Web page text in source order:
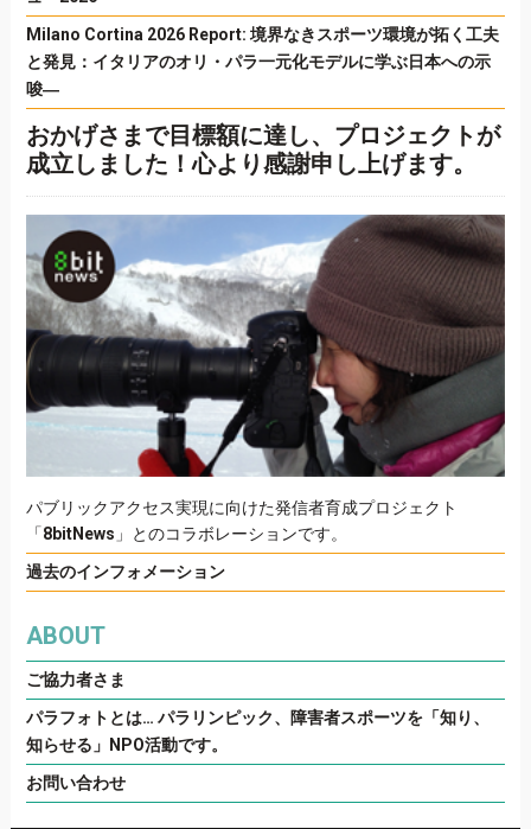
Milano Cortina 2026 Report: 境界なきスポーツ環境が拓く工夫
と発見：イタリアのオリ・パラ一元化モデルに学ぶ日本への示
唆―
おかげさまで目標額に達し、プロジェクトが
成立しました！心より感謝申し上げます。
パブリックアクセス実現に向けた発信者育成プロジェクト
「8bitNews 」とのコラボレーションです。
過去のインフォメーション
ABOUT
ご協力者さま
パラフォトとは… パラリンピック、障害者スポーツを「知り、
知らせる」NPO活動です。
お問い合わせ